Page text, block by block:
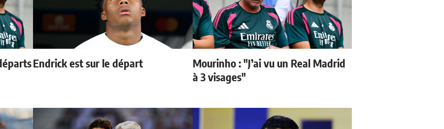
Endrick est sur le départ
Mourinho : "J’ai vu un Real Madrid
à 3 visages"